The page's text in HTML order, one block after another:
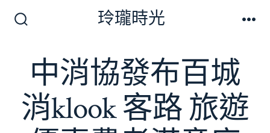
開
關
玲瓏時光
中消協發布百城
消klook 客路 旅遊